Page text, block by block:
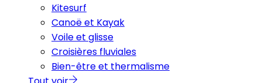
Kitesurf
Canoë et Kayak
Voile et glisse
Croisières fluviales
Bien-être et thermalisme